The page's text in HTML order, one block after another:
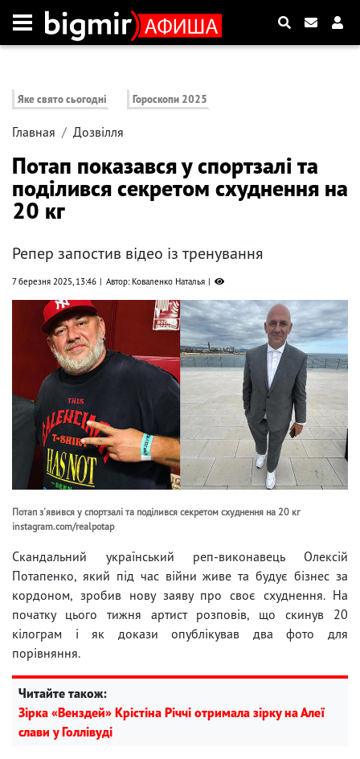
Яке свято сьогодні Гороскопи 2025
Главная Дозвілля
Потап показався у спортзалі та
поділився секретом схуднення на
20 кг
Репер запостив відео із тренування
7 березня 2025, 13:46 Автор: Коваленко Наталья
Потап з'явився у спортзалі та поділився секретом схуднення на 20 кг
instagram.com/realpotap
Скандальний український реп-виконавець Олексій
Потапенко, який під час війни живе та будує бізнес за
кордоном, зробив нову заяву про своє схуднення. На
початку цього тижня артист розповів, що скинув 20
кілограм і як докази опублікував два фото для
порівняння.
Читайте також:
Зірка «Венздей» Крістіна Річчі отримала зірку на Алеї
слави у Голлівуді